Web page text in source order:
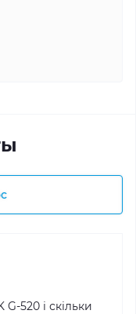
520 і скільки